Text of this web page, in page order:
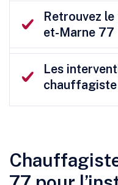
Retrouvez
et-Marne 77
Les